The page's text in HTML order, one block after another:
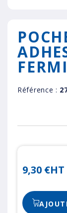
Référence :
9,30 €HT